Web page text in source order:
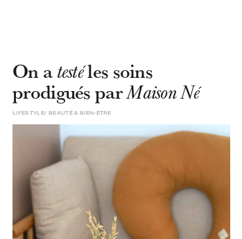
On a testéles soins
prodigués parMaison Né
BEAUTÉ & BIEN-ÊTRE
LIFESTYLE